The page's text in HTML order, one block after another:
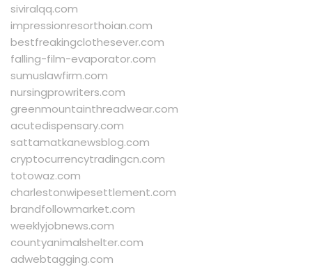
siviralqq.com
impressionresorthoian.com
bestfreakingclothesever.com
falling-film-evaporator.com
sumuslawfirm.com
nursingprowriters.com
greenmountainthreadwear.com
acutedispensary.com
sattamatkanewsblog.com
cryptocurrencytradingcn.com
totowaz.com
charlestonwipesettlement.com
brandfollowmarket.com
weeklyjobnews.com
countyanimalshelter.com
adwebtagging.com